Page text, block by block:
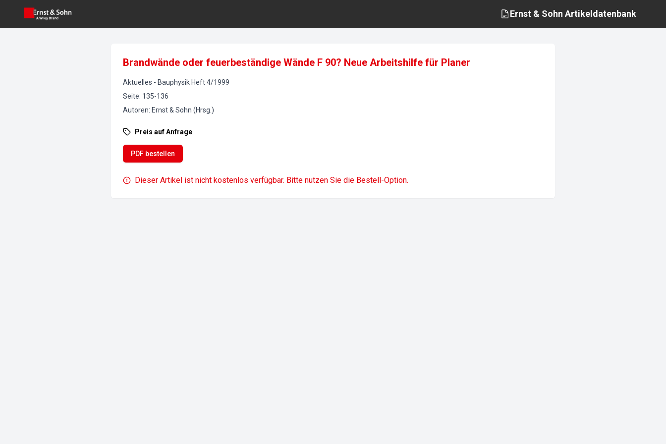
Ernst & Sohn Artikeldatenbank
Brandwände oder feuerbeständige Wände F 90? Neue Arbeitshilfe für Planer
Aktuelles - Bauphysik Heft4/1999
Seite: 135-136
Autoren: Ernst & Sohn (Hrsg.)
Preis auf Anfrage
PDF bestellen
Dieser Artikel ist nicht kostenlos verfügbar. Bitte nutzen Sie die Bestell-Option.